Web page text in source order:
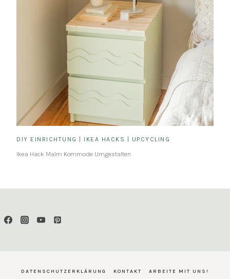
DIY EINRICHTUNG | IKEA HACKS | UPCYCLING
Ikea Hack Malm Kommode Umgestalten
DATENSCHUTZERKLÄRUNG KONTAKT ARBEITE MIT UNS!